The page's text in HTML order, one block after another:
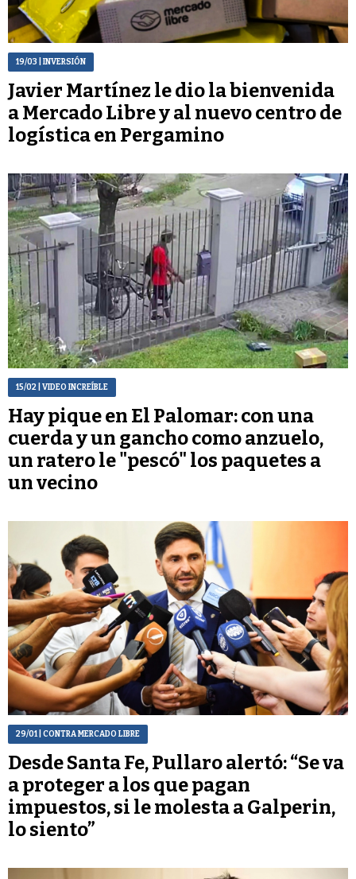
19/03 | INVERSIÓN
Javier Martínez le dio la bienvenida
a Mercado Libre y al nuevo centro de
logística en Pergamino
15/02 | VIDEO INCREÍBLE
Hay pique en El Palomar: con una
cuerda y un gancho como anzuelo,
un ratero le "pescó" los paquetes a
un vecino
29/01| CONTRA MERCADO LIBRE
Desde Santa Fe, Pullaro alertó: “Se va
a proteger a los que pagan
impuestos, si le molesta a Galperin,
lo siento”